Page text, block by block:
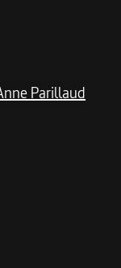
Parillaud